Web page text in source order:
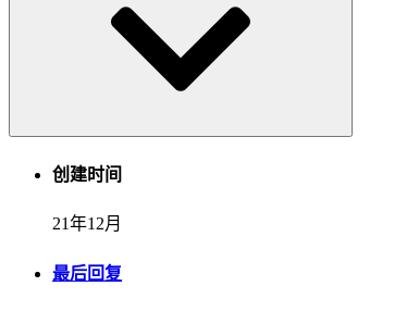
创建时间
21年12月
最后回复